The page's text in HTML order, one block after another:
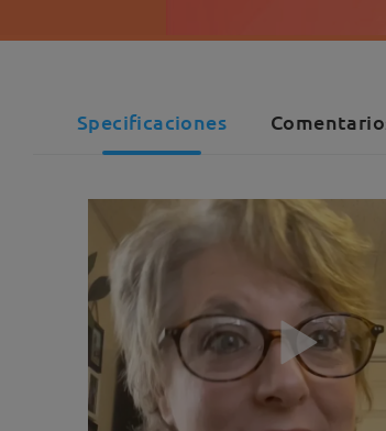
Specificaciones